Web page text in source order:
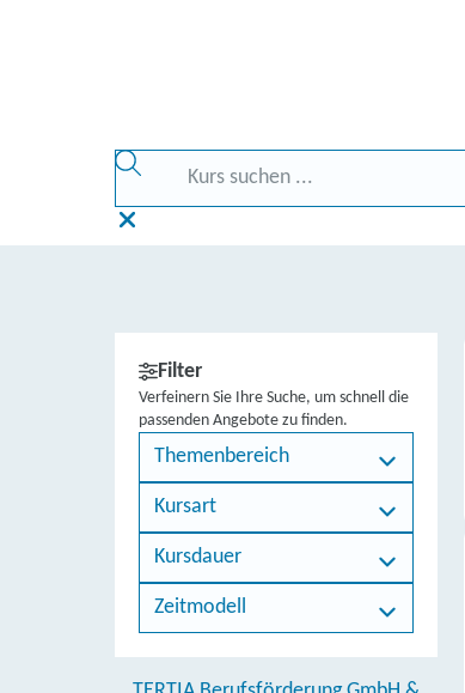
Filter
Verfeinern Sie Ihre Suche, um schnell die
passenden Angebote zu finden.
Themenbereich
Kursart
Kursdauer
Zeitmodell